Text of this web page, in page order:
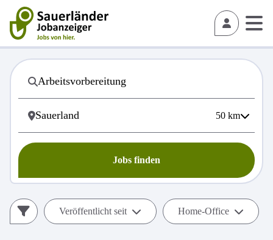
50 km
Jobs finden
Veröffentlicht seit Home-Office